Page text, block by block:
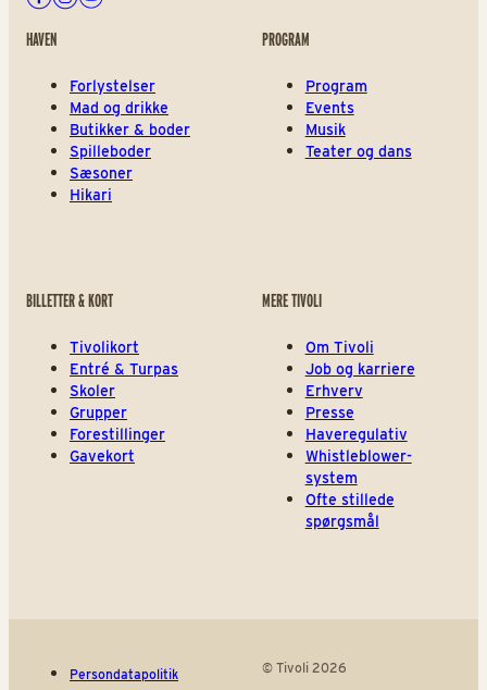
Facebook
Instagram
Youtube
HAVEN
Forlystelser
Mad og drikke
Butikker & boder
Spilleboder
Sæsoner
Hikari
PROGRAM
Program
Events
Musik
Teater og dans
BILLETTER & KORT
Tivolikort
Entré & Turpas
Skoler
Grupper
Forestillinger
Gavekort
MERE TIVOLI
Om Tivoli
Job og karriere
Erhverv
Presse
Haveregulativ
Whistleblower-
system
Ofte stillede
spørgsmål
Persondatapolitik
© Tivoli 2026